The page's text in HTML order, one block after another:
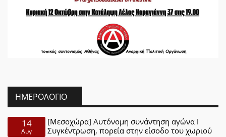
ΗΜΕΡΟΛΌΓΙΟ
14
Αυγ
[Μεσοχώρα] Αυτόνομη συνάντηση αγώνα Ι
Συγκέντρωση, πορεία στην είσοδο του χωριού